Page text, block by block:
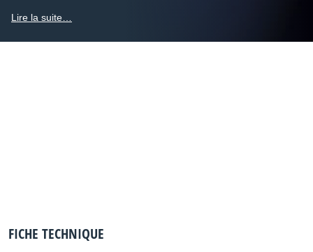
Lire la suite…
FICHE TECHNIQUE